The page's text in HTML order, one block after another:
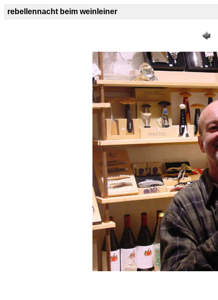
rebellennacht beim weinleiner